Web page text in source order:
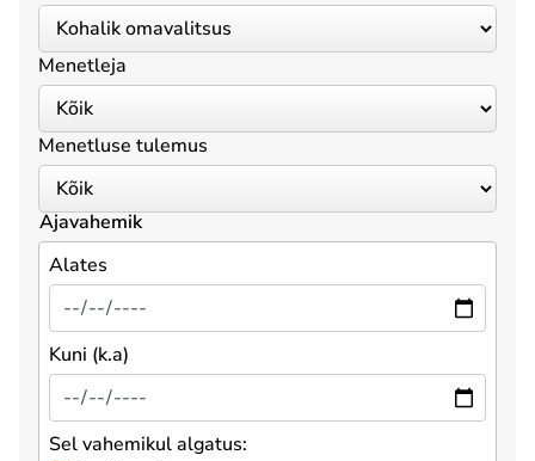
Menetleja
Menetluse tulemus
Ajavahemik
Alates
Kuni (k.a)
Sel vahemikul algatus: